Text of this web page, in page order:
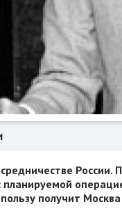
России.
получит